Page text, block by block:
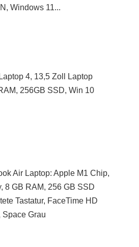
Windows 11...
4, 13,5 Zoll Laptop
256GB SSD, Win 10
Air Laptop: Apple M1 Chip,
8 GB RAM, 256 GB SSD
Tastatur, FaceTime HD
Space Grau